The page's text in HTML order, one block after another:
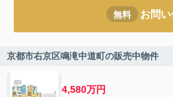
無料 お問
京都市右京区鳴滝中道町の販売中物件
4,580万円